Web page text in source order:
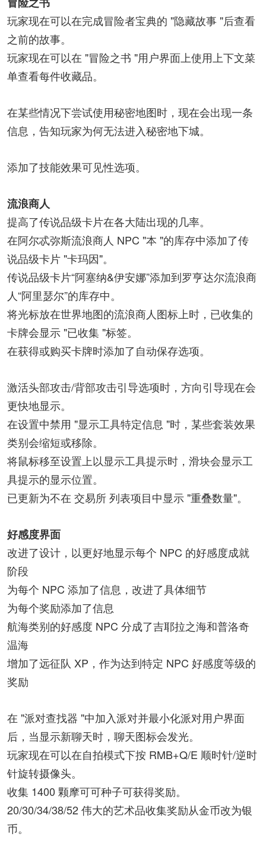
玩家现在可以在完成冒险者宝典的 "隐藏故事 "后查看
之前的故事。
玩家现在可以在 "冒险之书 "用户界面上使用上下文菜
单查看每件收藏品。
在某些情况下尝试使用秘密地图时，现在会出现一条
信息，告知玩家为何无法进入秘密地下城。
添加了技能效果可见性选项。
流浪商人
提高了传说品级卡片在各大陆出现的几率。
在阿尔忒弥斯流浪商人 NPC "本 "的库存中添加了传
说品级卡片 "卡玛因"。
传说品级卡片“阿塞纳&伊安娜”添加到罗亨达尔流浪商
人“阿里瑟尔”的库存中。
将光标放在世界地图的流浪商人图标上时，已收集的
卡牌会显示 "已收集 "标签。
在获得或购买卡牌时添加了自动保存选项。
激活头部攻击/背部攻击引导选项时，方向引导现在会
更快地显示。
在设置中禁用 "显示工具特定信息 "时，某些套装效果
类别会缩短或移除。
将鼠标移至设置上以显示工具提示时，滑块会显示工
具提示的显示位置。
已更新为不在 交易所 列表项目中显示 "重叠数量"。
好感度界面
改进了设计，以更好地显示每个 NPC 的好感度成就
阶段
为每个 NPC 添加了信息，改进了具体细节
为每个奖励添加了信息
航海类别的好感度 NPC 分成了吉耶拉之海和普洛奇
温海
增加了远征队 XP，作为达到特定 NPC 好感度等级的
奖励
在 "派对查找器 "中加入派对并最小化派对用户界面
后，当显示新聊天时，聊天图标会发光。
玩家现在可以在自拍模式下按 RMB+Q/E 顺时针/逆时
针旋转摄像头。
收集 1400 颗摩可可种子可获得奖励。
20/30/34/38/52 伟大的艺术品收集奖励从金币改为银
币。